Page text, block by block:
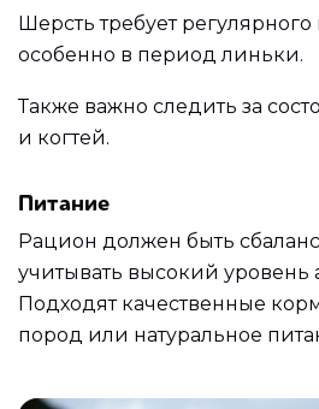
Шерсть требует
особенно в период линьки.
Также важно следить за
и когтей.
Питание
Рацион должен быть
учитывать высокий уровень
Подходят качественные
пород или натуральное